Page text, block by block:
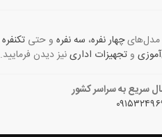
مدل‌هایچهار نفره، سه نفره و حتی تکنفره
وتجهیزات ادارینیز دیدن فرمایید.
سریع به سراسر کشور